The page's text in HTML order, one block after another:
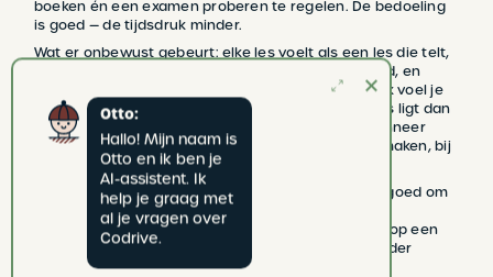
boeken én een examen proberen te regelen. De bedoeling
is goed — de tijdsdruk minder.
Wat er onbewust gebeurt: elke les voelt als een les die telt,
het examen hangt als een zwaard boven het hoofd, en
ontspannen rijden wordt bijna onmogelijk. Die druk voel je
niet alleen zelf — ook je coach voelt dat het anders ligt dan
normaal. En rijden leer je nu eenmaal het best wanneer
hoofd en lichaam de ruimte krijgen om fouten te maken, bij
te sturen en te groeien.
Dat wil niet zeggen dat het nooit lukt. Maar het is goed om
eerlijk te zijn: wie onder druk rijlessen volgt, heeft
statistisch minder kans op slagen — en meer kans op een
teleurstellend examen dat het zelfvertrouwen verder
ondermijnt.
Otto:
Hallo! Mijn naam is
Otto en ik ben je
AI-assistent. Ik
help je graag met
al je vragen over
Codrive.